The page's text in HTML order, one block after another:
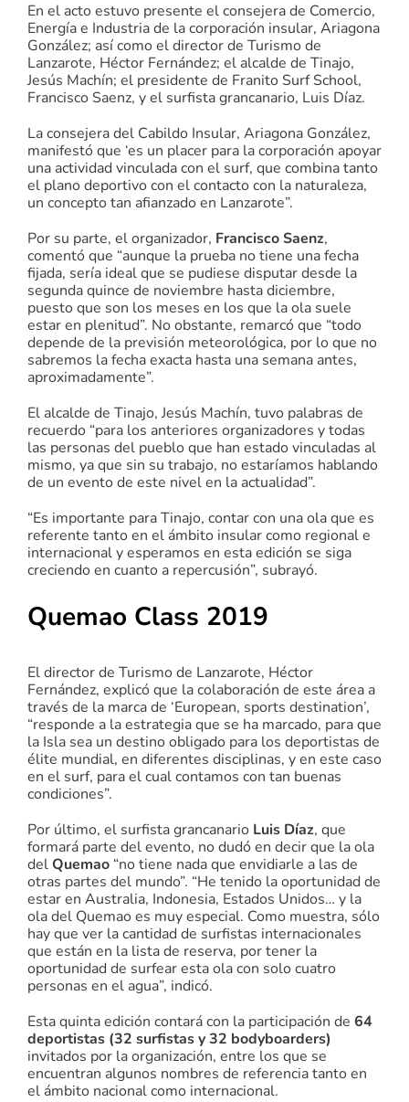
En el acto estuvo presente el consejera de Comercio,
Energía e Industria de la corporación insular, Ariagona
González; así como el director de Turismo de
Lanzarote, Héctor Fernández; el alcalde de Tinajo,
Jesús Machín; el presidente de Franito Surf School,
Francisco Saenz, y el surfista grancanario, Luis Díaz.
La consejera del Cabildo Insular, Ariagona González,
manifestó que ‘es un placer para la corporación apoyar
una actividad vinculada con el surf, que combina tanto
el plano deportivo con el contacto con la naturaleza,
un concepto tan afianzado en Lanzarote”.
Por su parte, el organizador, Francisco Saenz,
comentó que “aunque la prueba no tiene una fecha
fijada, sería ideal que se pudiese disputar desde la
segunda quince de noviembre hasta diciembre,
puesto que son los meses en los que la ola suele
estar en plenitud”. No obstante, remarcó que “todo
depende de la previsión meteorológica, por lo que no
sabremos la fecha exacta hasta una semana antes,
aproximadamente”.
El alcalde de Tinajo, Jesús Machín, tuvo palabras de
recuerdo “para los anteriores organizadores y todas
las personas del pueblo que han estado vinculadas al
mismo, ya que sin su trabajo, no estaríamos hablando
de un evento de este nivel en la actualidad”.
“Es importante para Tinajo, contar con una ola que es
referente tanto en el ámbito insular como regional e
internacional y esperamos en esta edición se siga
creciendo en cuanto a repercusión”, subrayó.
Quemao Class 2019
El director de Turismo de Lanzarote, Héctor
Fernández, explicó que la colaboración de este área a
través de la marca de ‘European, sports destination’,
“responde a la estrategia que se ha marcado, para que
la Isla sea un destino obligado para los deportistas de
élite mundial, en diferentes disciplinas, y en este caso
en el surf, para el cual contamos con tan buenas
condiciones”.
Por último, el surfista grancanario Luis Díaz, que
formará parte del evento, no dudó en decir que la ola
del Quemao “no tiene nada que envidiarle a las de
otras partes del mundo”. “He tenido la oportunidad de
estar en Australia, Indonesia, Estados Unidos… y la
ola del Quemao es muy especial. Como muestra, sólo
hay que ver la cantidad de surfistas internacionales
que están en la lista de reserva, por tener la
oportunidad de surfear esta ola con solo cuatro
personas en el agua”, indicó.
Esta quinta edición contará con la participación de 64
deportistas (32 surfistas y 32 bodyboarders)
invitados por la organización, entre los que se
encuentran algunos nombres de referencia tanto en
el ámbito nacional como internacional.